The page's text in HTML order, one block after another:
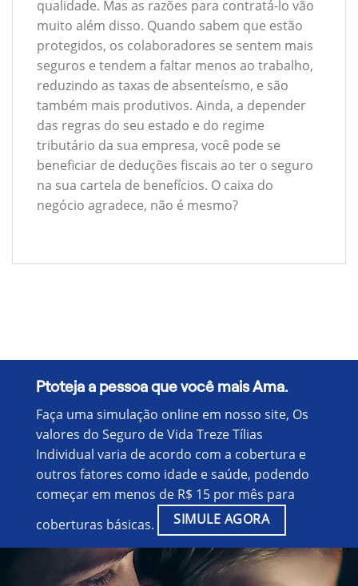
qualidade. Mas as razões para contratá-lo vão
muito além disso. Quando sabem que estão
protegidos, os colaboradores se sentem mais
seguros e tendem a faltar menos ao trabalho,
reduzindo as taxas de absenteísmo, e são
também mais produtivos. Ainda, a depender
das regras do seu estado e do regime
tributário da sua empresa, você pode se
beneficiar de deduções fiscais ao ter o seguro
na sua cartela de benefícios. O caixa do
negócio agradece, não é mesmo?
Ptoteja a pessoa que você mais Ama.
Faça uma simulação online em nosso site, Os
valores do Seguro de Vida Treze Tílias
Individual varia de acordo com a cobertura e
outros fatores como idade e saúde, podendo
começar em menos de R$ 15 por mês para
coberturas básicas.
SIMULE AGORA